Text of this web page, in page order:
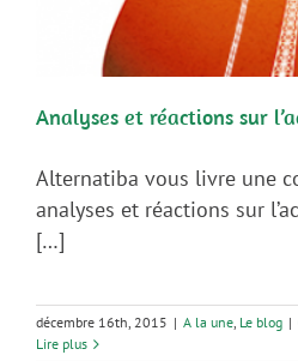
Analyses et réactions sur
Alternatiba vous livre une
analyses et réactions sur
[…]
décembre 16th, 2015 | A la une Le blog |
Lire plus